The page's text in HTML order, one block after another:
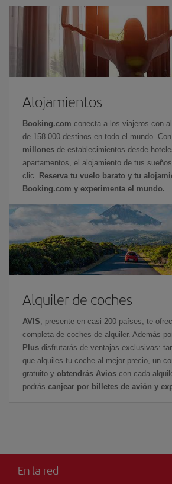
Alojamientos
Booking.com conecta a los viajeros con
de 158.000 destinos en todo el mundo.
millones de establecimientos desde
apartamentos, el alojamiento de tus
clic.
Reserva tu vuelo barato y tu
Booking.com y experimenta el mundo.
Alquiler de coches
AVIS , presente en casi 200 países, te
completa de coches de alquiler. Además
Plus disfrutarás de ventajas exclusivas:
que alquiles tu coche al mejor precio, un
gratuito y obtendrás Avios con cada
podrás canjear por billetes de avión y
En la red